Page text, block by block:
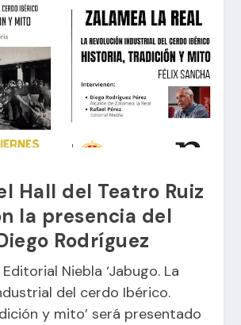
Hall del Teatro Ruiz
la presencia del
Rodríguez
Niebla ‘Jabugo. La
del cerdo Ibérico.
y mito’ será presentado